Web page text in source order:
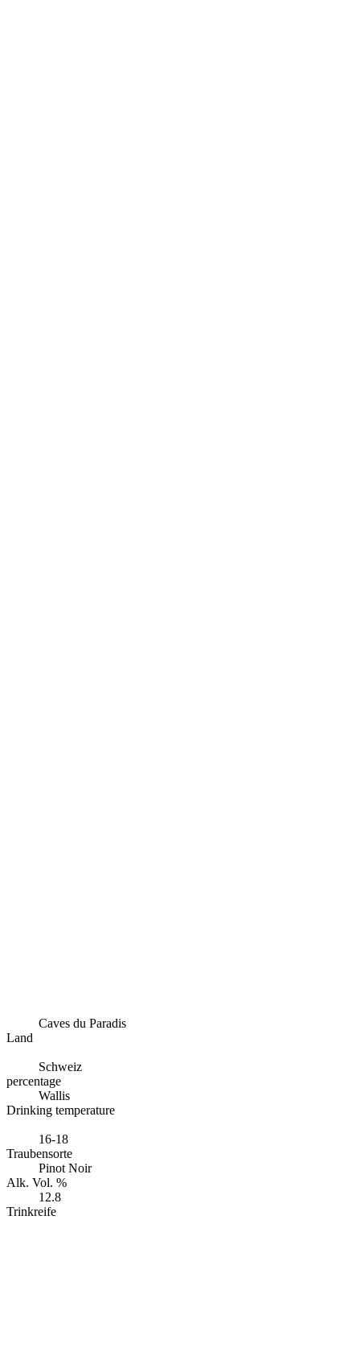
Caves du Paradis
Land
Schweiz
percentage
Wallis
Drinking temperature
16-18
Traubensorte
Pinot Noir
Alk. Vol. %
12.8
Trinkreife